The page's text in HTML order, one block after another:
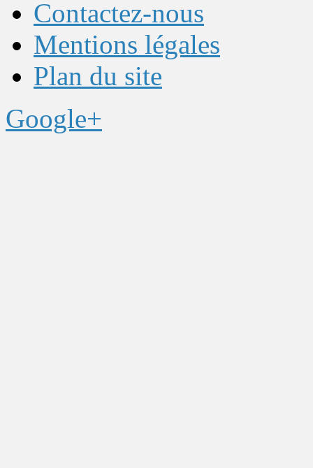
Contactez-nous
Mentions légales
Plan du site
Google+